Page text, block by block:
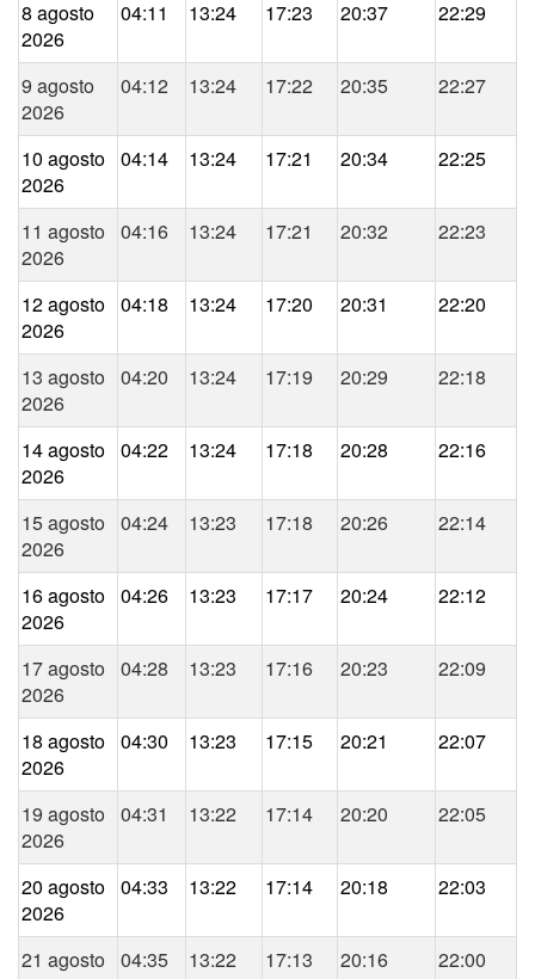
8 agosto
2026
04:11 13:24 17:23 20:37 22:29
9 agosto
2026
04:12 13:24 17:22 20:35 22:27
10 agosto
2026
04:14 13:24 17:21 20:34 22:25
11 agosto
2026
04:16 13:24 17:21 20:32 22:23
12 agosto
2026
04:18 13:24 17:20 20:31 22:20
13 agosto
2026
04:20 13:24 17:19 20:29 22:18
14 agosto
2026
04:22 13:24 17:18 20:28 22:16
15 agosto
2026
04:24 13:23 17:18 20:26 22:14
16 agosto
2026
04:26 13:23 17:17 20:24 22:12
17 agosto
2026
04:28 13:23 17:16 20:23 22:09
18 agosto
2026
04:30 13:23 17:15 20:21 22:07
19 agosto
2026
04:31 13:22 17:14 20:20 22:05
20 agosto
2026
04:33 13:22 17:14 20:18 22:03
21 agosto
04:35 13:22 17:13 20:16 22:00